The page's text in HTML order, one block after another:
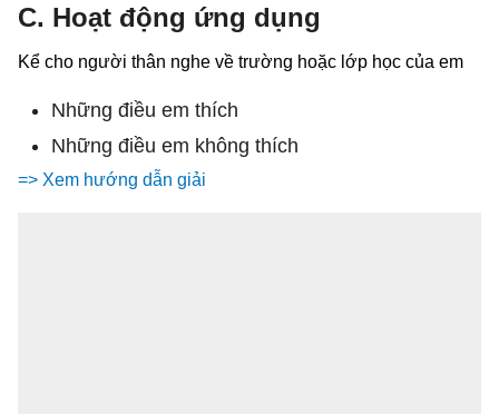
C. Hoạt động ứng dụng
Kể cho người thân nghe về trường hoặc lớp học của em
Những điều em thích
Những điều em không thích
=> Xem hướng dẫn giải